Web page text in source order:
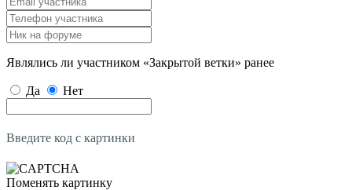
Являлись ли участником «Закрытой ветки» ранее
Да Нет
Введите код с картинки
Поменять картинку